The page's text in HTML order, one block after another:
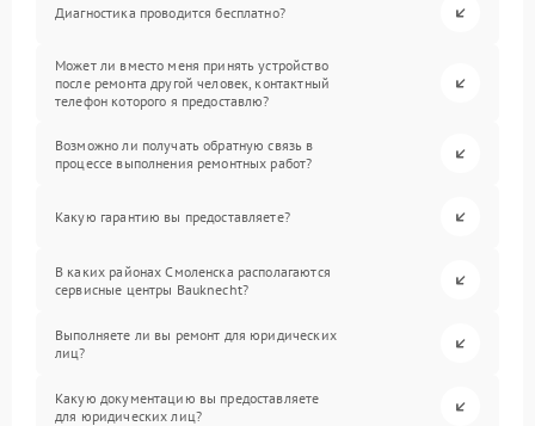
Диагностика проводится бесплатно?
Может ли вместо меня принять устройство
после ремонта другой человек, контактный
телефон которого я предоставлю?
Возможно ли получать обратную связь в
процессе выполнения ремонтных работ?
Какую гарантию вы предоставляете?
В каких районах Смоленска располагаются
сервисные центры Bauknecht?
Выполняете ли вы ремонт для юридических
лиц?
Какую документацию вы предоставляете
для юридических лиц?